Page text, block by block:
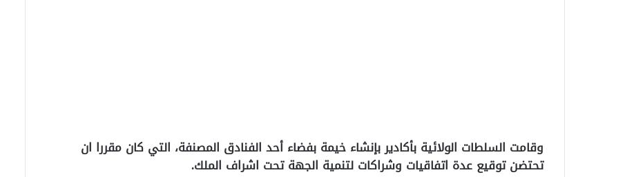
وقامت السلطات الولائية بأكادير بإنشاء خيمة بفضاء أحد الفنادق المصنفة، التي كان مقررا ان
تحتضن توقيع عدة اتفاقيات وشراكات لتنمية الجهة تحت اشراف الملك.